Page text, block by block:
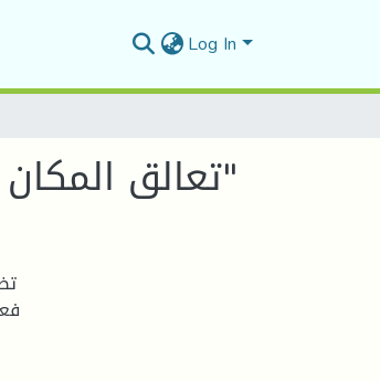
Log In
تعالق المكان والنسيج الروائي في رواية "زوجة السيدين "لـ "علي هجرسي"